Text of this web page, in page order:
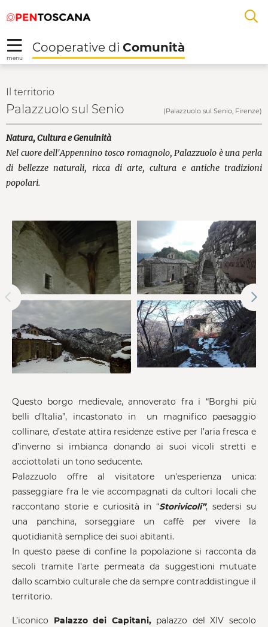
Saut au contenu principal
alal
menu
Cooperative di Comunità
Il territorio
Palazzuolo sul Senio (Palazzuolo sul Senio, Firenze)
Natura, Cultura e Genuinità
Nel cuore dell'Appennino tosco romagnolo, Palazzuolo è una perla
di bellezze naturali, ricca di arte, cultura e antiche tradizioni
popolari.
Questo borgo medievale, annoverato fra i “Borghi più
belli d’Italia”, incastonato in un magnifico paesaggio
collinare, d’estate attira residenze estive per l’aria fresca e
d’inverno si imbianca donando ai suoi vicoli stretti e
acciottolati un tono seducente.
Palazzuolo offre al visitatore un'esperienza unica:
passeggiare fra le vie accompagnati da cultori locali che
raccontano storie e curiosità in “Storivicoli”, sedersi su
una panchina, sorseggiare un caffè per vivere la
quotidianità semplice dei suoi abitanti.
In questo paese di confine la popolazione si racconta da
secoli tramite l'arte permeata da suggestioni mutuate
dallo scambio culturale che da sempre contraddistingue il
territorio.
L’iconico Palazzo dei Capitani,palazzo del XIV secolo